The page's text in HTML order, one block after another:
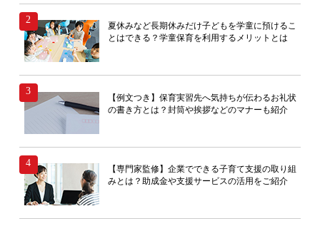
夏休みなど長期休みだけ子どもを学童に預けるこ
とはできる？学童保育を利用するメリットとは
【例文つき】保育実習先へ気持ちが伝わるお礼状
の書き方とは？封筒や挨拶などのマナーも紹介
【専門家監修】企業でできる子育て支援の取り組
みとは？助成金や支援サービスの活用をご紹介